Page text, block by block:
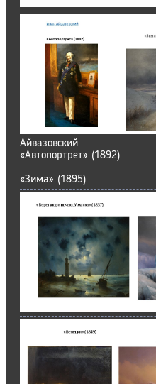
Айвазовский
«Автопортрет» (1892)
«Зима» (1895)